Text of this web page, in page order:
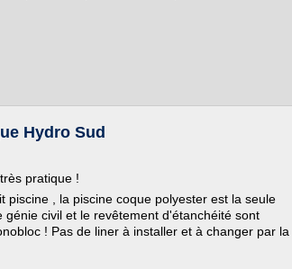
Hydro Sud
pratique !
piscine , la piscine coque polyester est la seule
civil et le revêtement d'étanchéité sont
! Pas de liner à installer et à changer par la